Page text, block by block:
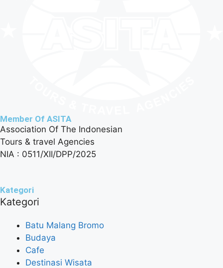
Member Of ASITA
Association Of The Indonesian
Tours & travel Agencies
NIA : 0511/XII/DPP/2025
Kategori
Kategori
Batu Malang Bromo
Budaya
Cafe
Destinasi Wisata